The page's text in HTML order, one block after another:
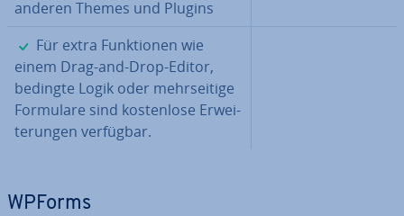
anderen Themes und Plugins
✓
Für extra Funk­tio­nen wie
einem Drag-and-Drop-Editor,
bedingte Logik oder mehr­sei­ti­ge
Formulare sind kos­ten­lo­se Er­wei­
te­run­gen verfügbar.
WPForms